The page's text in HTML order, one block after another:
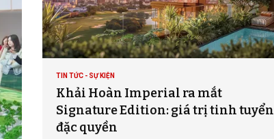
TIN TỨC - SỰ KIỆN
Khải Hoàn Imperial ra mắt
Signature Edition: giá trị tinh tuyển
đặc quyền